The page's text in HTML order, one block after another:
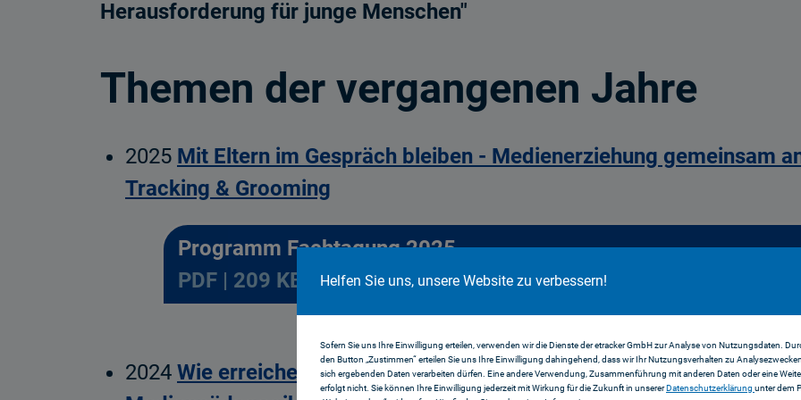
Helfen Sie uns, unsere Website zu verbessern!
Sofern Sie uns Ihre Einwilligung erteilen, verwenden wir die Dienste der etracker GmbH zur Analyse von Nutzungsdaten.
den Button „Zustimmen“ erteilen Sie uns Ihre Einwilligung dahingehend, dass wir Ihr Nutzungsverhalten zu
sich ergebenden Daten verarbeiten dürfen. Eine andere Verwendung, Zusammenführung mit anderen Daten oder eine
erfolgt nicht. Sie können Ihre Einwilligung jederzeit mit Wirkung für die Zukunft in unsererDatenschutzerklärung unter dem
Herausforderung für junge Menschen"
Themen der vergangenen Jahre
2025 Mit Eltern im Gespräch bleiben - Medienerziehung gemeinsam
Tracking & Grooming
Programm Fachtagung 2025
PDF | 209 KB
2024 Wie erreichen journalistische Nachrichten junge Menschen? -